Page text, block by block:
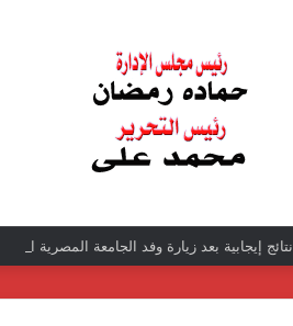
نتائج إيجابية بعد زيارة وفد الجامعة المصرية